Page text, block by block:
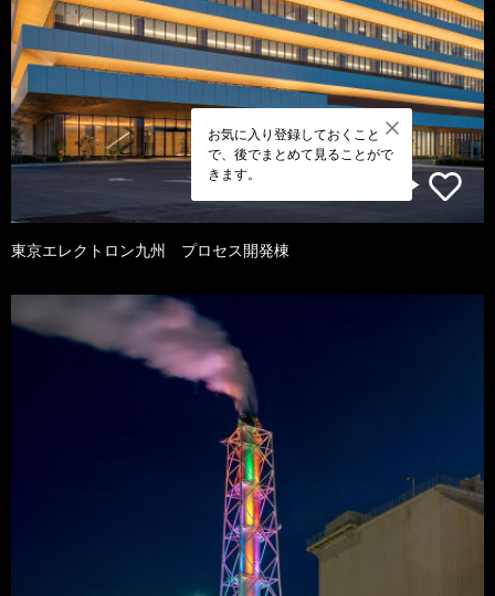
お気に入り登録しておくこと
で、後でまとめて見ることがで
きます。
東京エレクトロン九州 プロセス開発棟